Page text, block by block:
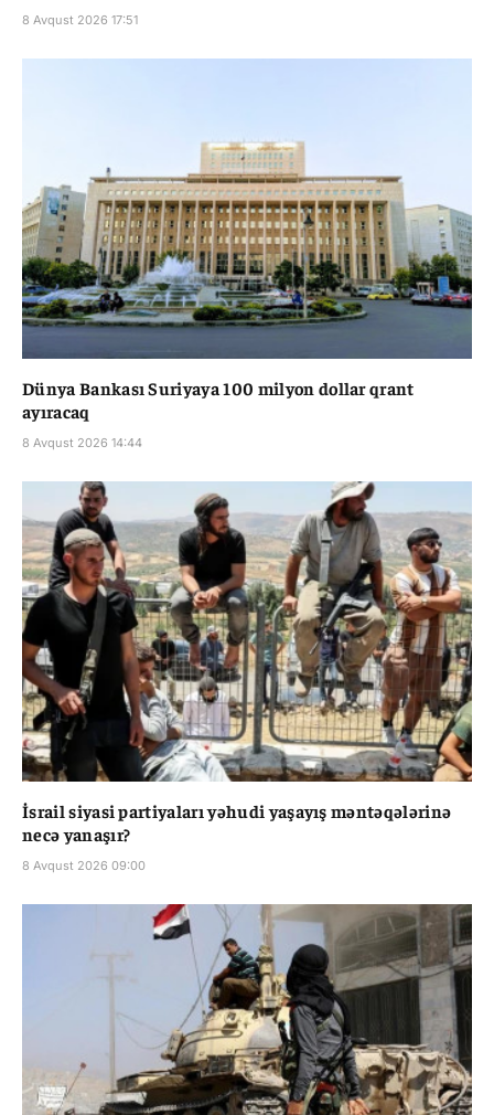
8 Avqust 2026 17:51
Dünya Bankası Suriyaya 100 milyon dollar qrant
ayıracaq
8 Avqust 2026 14:44
İsrail siyasi partiyaları yəhudi yaşayış məntəqələrinə
necə yanaşır?
8 Avqust 2026 09:00